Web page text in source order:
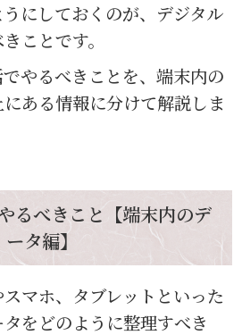
にしておくのが、デジタル
ことです。
やるべきことを、端末内の
ある情報に分けて解説しま
るべきこと【端末内のデ
ータ編】
マホ、タブレットといった
をどのように整理すべき